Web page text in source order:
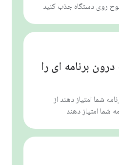
روی دستگاه جذب کنید
برنامه ای را
شما امتیاز دهند از
شما امتیاز دهند